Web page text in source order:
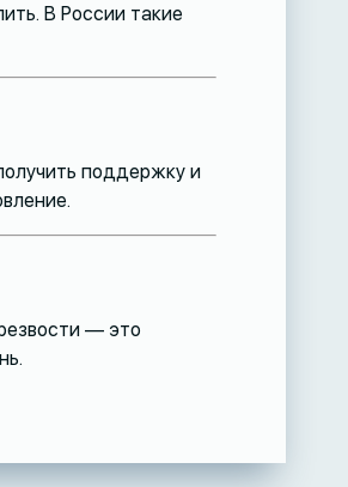
В России такие
поддержку и
— это